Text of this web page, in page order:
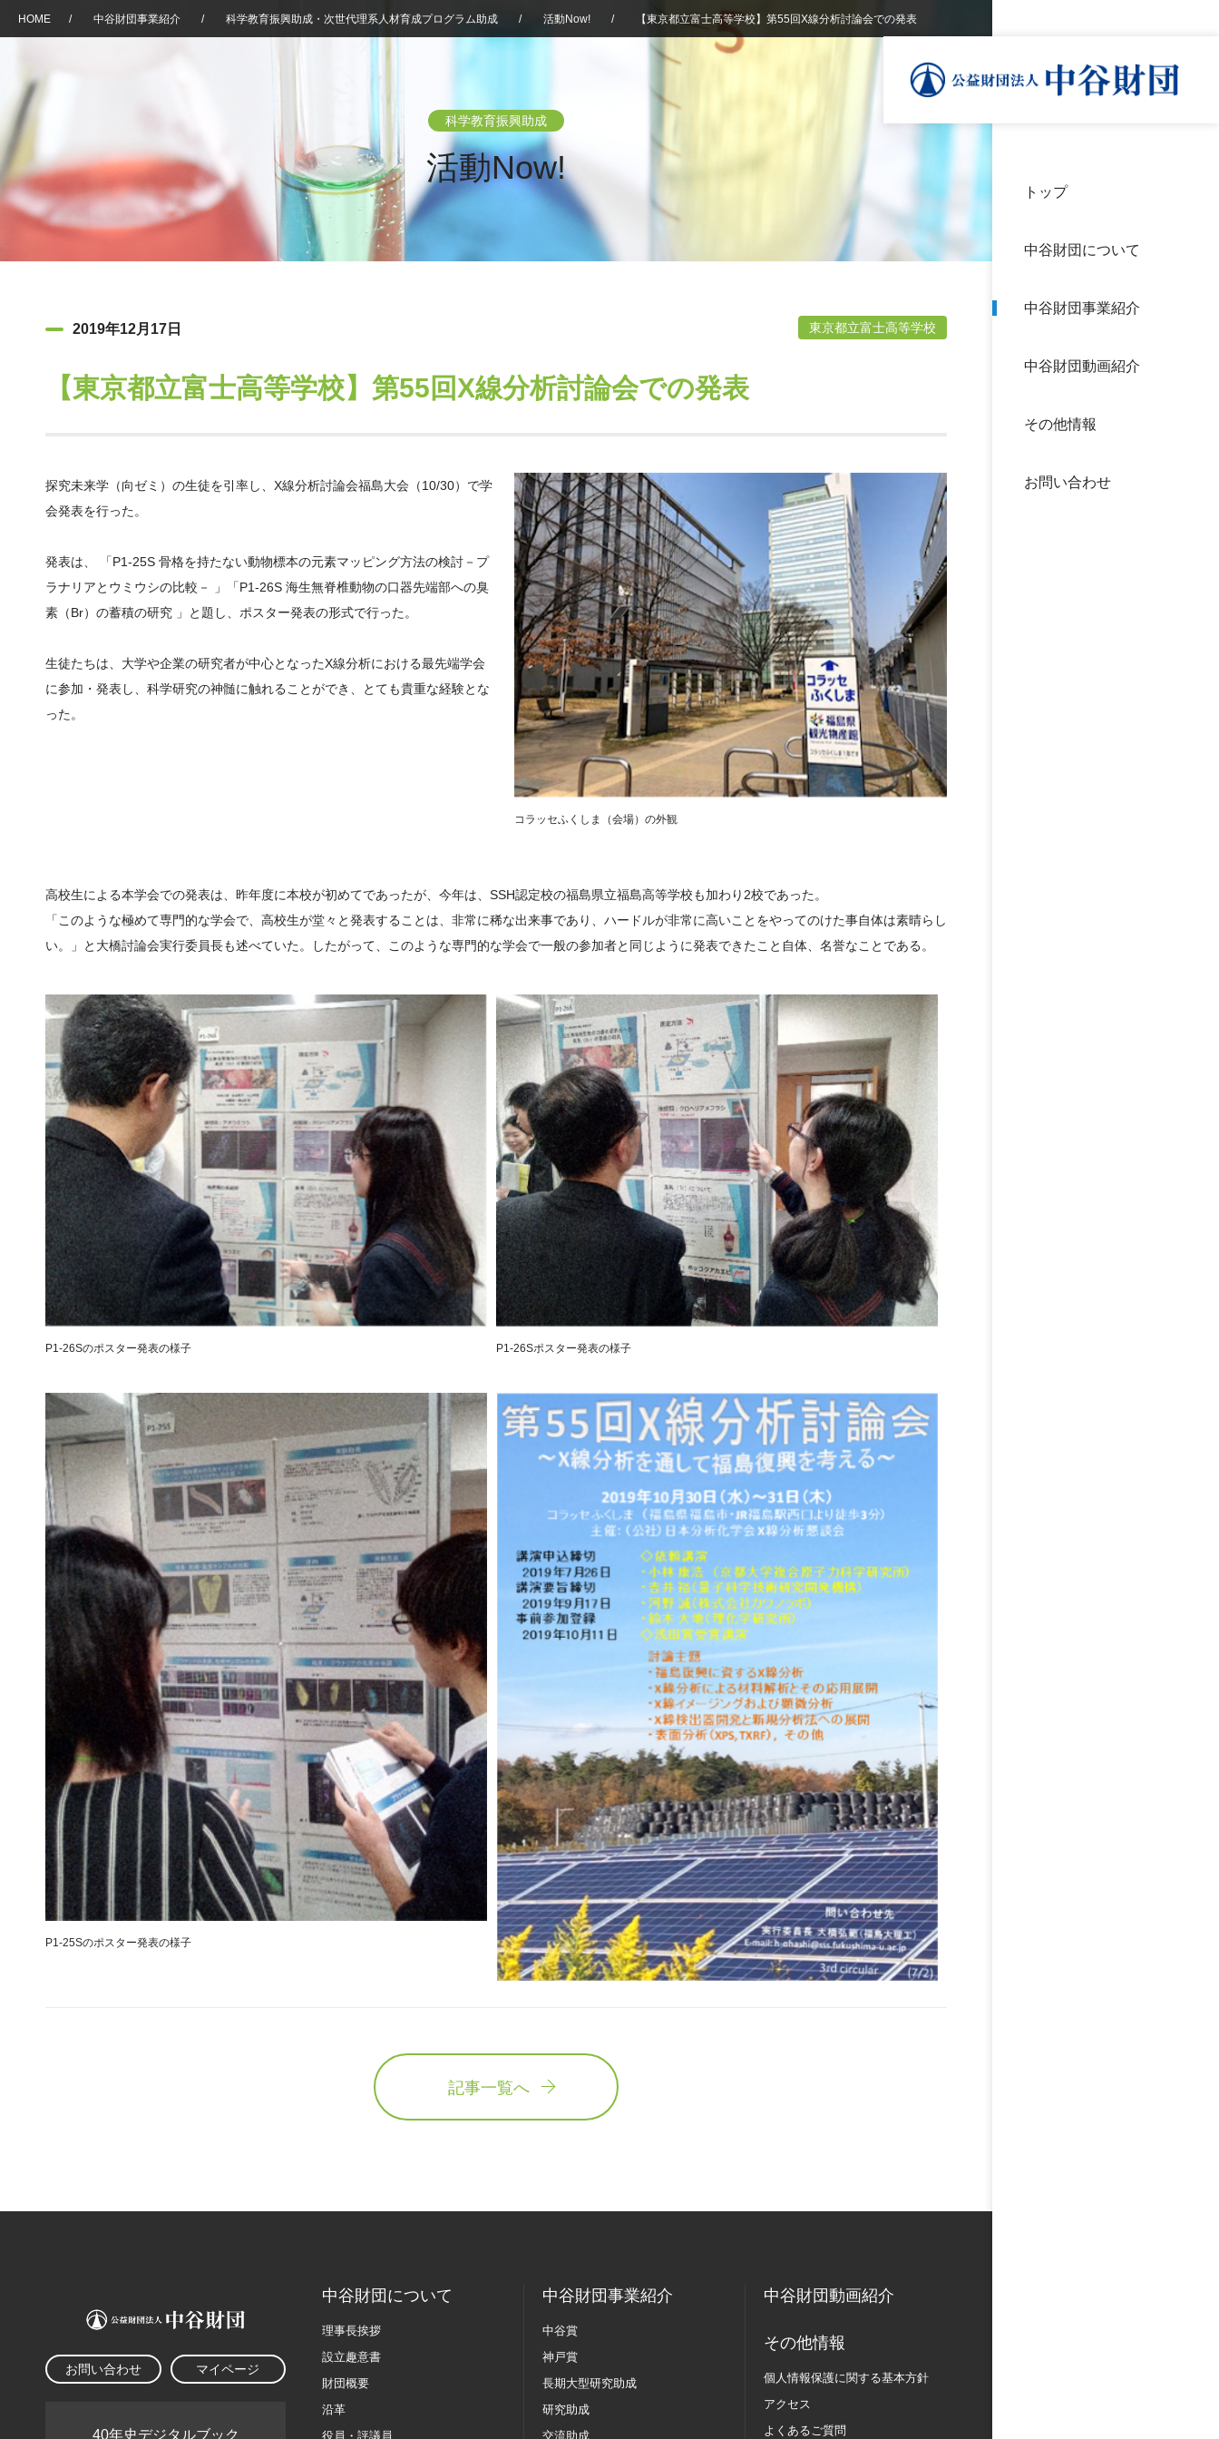
トップ
中谷財団について
中谷財団事業紹介
中谷財団動画紹介
その他情報
お問い合わせ
HOME / 中谷財団事業紹介 / 科学教育振興助成・次世代理系人材育成プログラム助成 / 活動Now! / 【東京都立富士高等学校】第55回X線分析討論会での発表
科学教育振興助成
活動Now!
2019年12月17日 東京都立富士高等学校
【東京都立富士高等学校】第55回X線分析討論会での発表
コラッセふくしま（会場）の外観
探究未来学（向ゼミ）の生徒を引率し、 X線分析討論会福島大会（10/30）で学
会発表を行った。
発表は、 「P1-25S 骨格を持たない動物標本の元素マッピング方法の検討－プ
ラナリアとウミウシの比較－ 」「P1-26S 海生無脊椎動物の口器先端部への臭
素（Br）の蓄積の研究 」と題し、ポスター発表の形式で行った。
生徒たちは、大学や企業の研究者が中心となったX線分析における最先端学会
に参加・発表し、科学研究の神髄に触れることができ、とても貴重な経験とな
った。
高校生による本学会での発表は、昨年度に本校が初めてであったが、今年は、 SSH認定校の福島県立福島高等学校も加わり 2校であった。
「このような極めて専門的な学会で、高校生が堂々と発表することは、非常に稀な出来事であり、ハードルが非常に高いことをやってのけた事自体は素晴らし
い。」と大橋討論会実行委員長も述べていた。したがって、このような専門的な学会で一般の参加者と同じように発表できたこと自体、名誉なことである。
P1-26Sのポスター発表の様子 P1-26Sポスター発表の様子
P1-25Sのポスター発表の様子
記事一覧へ
お問い合わせ マイページ
40年史デジタルブック
中谷財団について
理事長挨拶
設立趣意書
財団概要
沿革
役員・評議員
中谷財団事業紹介
中谷賞
神戸賞
長期大型研究助成
研究助成
交流助成
中谷財団動画紹介
その他情報
個人情報保護に関する基本方針
アクセス
よくあるご質問